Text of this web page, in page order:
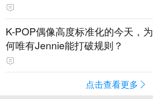
K-POP偶像高度标准化的今天，为
何唯有Jennie能打破规则？
点击查看更多